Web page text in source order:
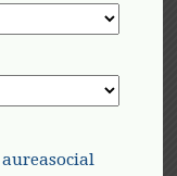
aureasocial